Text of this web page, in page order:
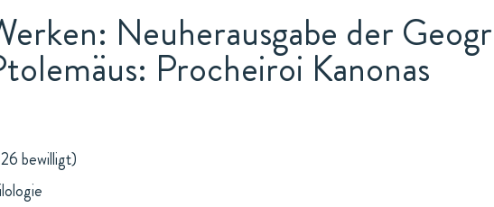
Neuherausgabe der
Procheiroi Kanonas
bewilligt)